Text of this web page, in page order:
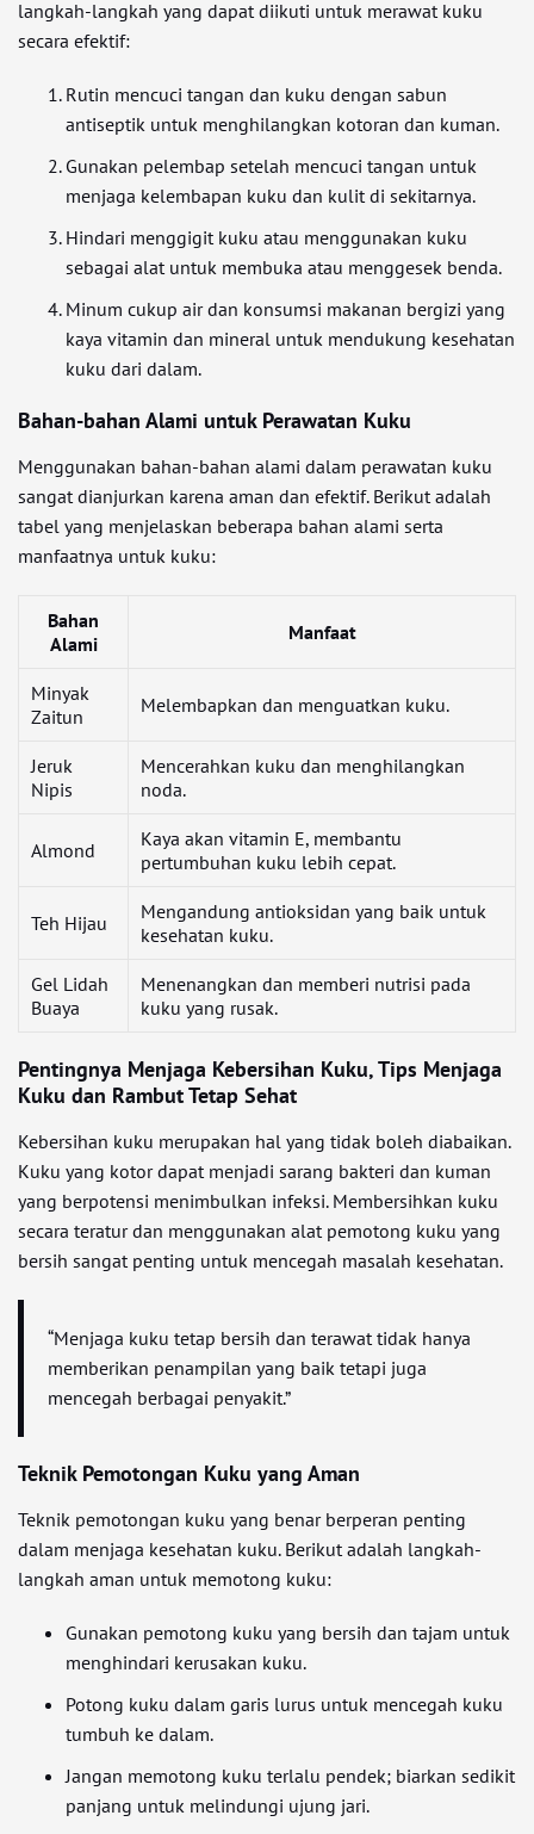
langkah-langkah yang dapat diikuti untuk merawat kuku
secara efektif:
Rutin mencuci tangan dan kuku dengan sabun
antiseptik untuk menghilangkan kotoran dan kuman.
Gunakan pelembap setelah mencuci tangan untuk
menjaga kelembapan kuku dan kulit di sekitarnya.
Hindari menggigit kuku atau menggunakan kuku
sebagai alat untuk membuka atau menggesek benda.
Minum cukup air dan konsumsi makanan bergizi yang
kaya vitamin dan mineral untuk mendukung kesehatan
kuku dari dalam.
Bahan-bahan Alami untuk Perawatan Kuku
Menggunakan bahan-bahan alami dalam perawatan kuku
sangat dianjurkan karena aman dan efektif. Berikut adalah
tabel yang menjelaskan beberapa bahan alami serta
manfaatnya untuk kuku:
Bahan
Alami
Manfaat
Minyak
Zaitun
Melembapkan dan menguatkan kuku.
Jeruk
Nipis
Mencerahkan kuku dan menghilangkan
noda.
Almond
Kaya akan vitamin E, membantu
pertumbuhan kuku lebih cepat.
Teh Hijau
Mengandung antioksidan yang baik untuk
kesehatan kuku.
Gel Lidah
Buaya
Menenangkan dan memberi nutrisi pada
kuku yang rusak.
Pentingnya Menjaga Kebersihan Kuku, Tips Menjaga
Kuku dan Rambut Tetap Sehat
Kebersihan kuku merupakan hal yang tidak boleh diabaikan.
Kuku yang kotor dapat menjadi sarang bakteri dan kuman
yang berpotensi menimbulkan infeksi. Membersihkan kuku
secara teratur dan menggunakan alat pemotong kuku yang
bersih sangat penting untuk mencegah masalah kesehatan.
“Menjaga kuku tetap bersih dan terawat tidak hanya
memberikan penampilan yang baik tetapi juga
mencegah berbagai penyakit.”
Teknik Pemotongan Kuku yang Aman
Teknik pemotongan kuku yang benar berperan penting
dalam menjaga kesehatan kuku. Berikut adalah langkah-
langkah aman untuk memotong kuku:
Gunakan pemotong kuku yang bersih dan tajam untuk
menghindari kerusakan kuku.
Potong kuku dalam garis lurus untuk mencegah kuku
tumbuh ke dalam.
Jangan memotong kuku terlalu pendek; biarkan sedikit
panjang untuk melindungi ujung jari.